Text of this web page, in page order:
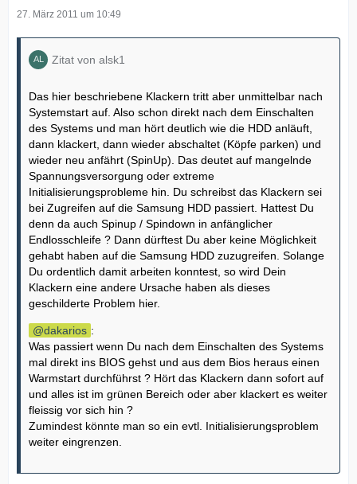
27. März 2011 um 10:49
Zitat von alsk1
Das hier beschriebene Klackern tritt aber unmittelbar nach
Systemstart auf. Also schon direkt nach dem Einschalten
des Systems und man hört deutlich wie die HDD anläuft,
dann klackert, dann wieder abschaltet (Köpfe parken) und
wieder neu anfährt (SpinUp). Das deutet auf mangelnde
Spannungsversorgung oder extreme
Initialisierungsprobleme hin. Du schreibst das Klackern sei
bei Zugreifen auf die Samsung HDD passiert. Hattest Du
denn da auch Spinup / Spindown in anfänglicher
Endlosschleife ? Dann dürftest Du aber keine Möglichkeit
gehabt haben auf die Samsung HDD zuzugreifen. Solange
Du ordentlich damit arbeiten konntest, so wird Dein
Klackern eine andere Ursache haben als dieses
geschilderte Problem hier.
dakarios :
Was passiert wenn Du nach dem Einschalten des Systems
mal direkt ins BIOS gehst und aus dem Bios heraus einen
Warmstart durchführst ? Hört das Klackern dann sofort auf
und alles ist im grünen Bereich oder aber klackert es weiter
fleissig vor sich hin ?
Zumindest könnte man so ein evtl. Initialisierungsproblem
weiter eingrenzen.